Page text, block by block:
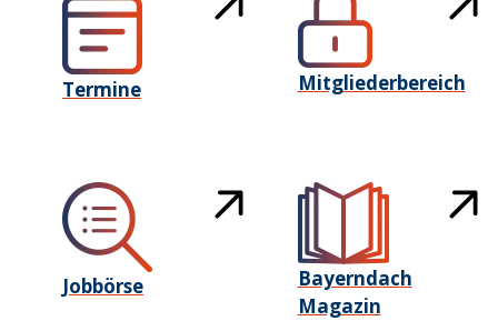
Termine Mitgliederbereich
Jobbörse
Bayerndach
Magazin